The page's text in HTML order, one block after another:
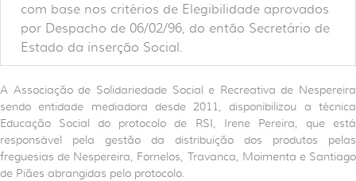
com base nos critérios de Elegibilidade aprovados
por Despacho de 06/02/96, do então Secretário de
Estado da inserção Social.
A Associação de Solidariedade Social e Recreativa de Nespereira
sendo entidade mediadora desde 2011, disponibilizou a técnica
Educação Social do protocolo de RSI, Irene Pereira, que está
responsável pela gestão da distribuição dos produtos pelas
freguesias de Nespereira, Fornelos, Travanca, Moimenta e Santiago
de Piães abrangidas pelo protocolo.